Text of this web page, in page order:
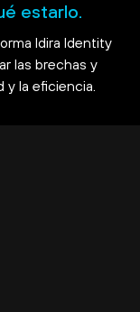
estarlo.
Idira Identity
las brechas y
y la eficiencia.